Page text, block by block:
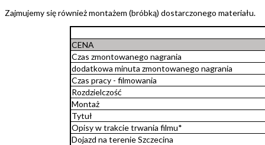
Zajmujemy się również montażem (bróbką) dostarczonego materiału.
CENA
Czas zmontowanego nagrania
dodatkowa minuta zmontowanego nagrania
Czas pracy - filmowania
Rozdzielczość
Montaż
Tytuł
Opisy w trakcie trwania filmu*
Dojazd na terenie Szczecina